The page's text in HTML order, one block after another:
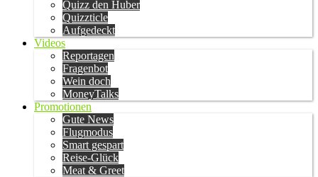
Quizz den Huber
Quizzticle
Aufgedeckt
Videos
Reportagen
Fragenbot
Wein doch
MoneyTalks
Promotionen
Gute News
Flugmodus
Smart gespart
Reise-Glück
Meat & Greet